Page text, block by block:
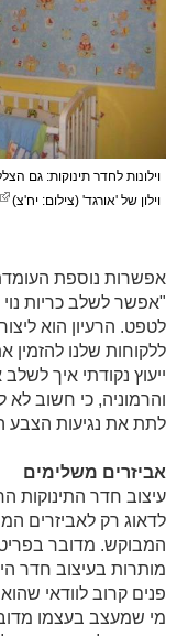
וילונות לחדר תינוקות: גם
וילון של 'אורגד' (צילום: יח'צ)
אפשרות נוספת העומדת
"אפשר לשלב כריות נוי
לטפט. הרעיון הוא
ללקוחות שלנו
ייעוץ נקודתי איך
והרמוניה, כי חשוב
לתת את נגיעות הצבע
אביזרים משלימים
עיצוב חדר התינוקות
לדאוג רק לאביזרים
המבוקש. מדובר
מותרות בעיצוב חדר
פנים קרוב לוודאי
מי שמעצב בעצמו